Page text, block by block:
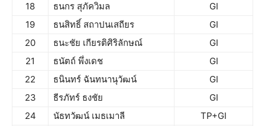
18
ธนกร สุภัควิมล
GI
19
ธนสิทธิ์ สถาปนเสถียร
GI
20
ธนะชัย เกียรติศิริลักษณ์
GI
21
ธนัตถ์ พึ่งเดช
GI
22
ธนินทร์ ฉันทนานุวัฒน์
GI
23
ธีรภัทร์ ธงชัย
GI
24
นัธทวัฒน์ เมธเมาลี
TP+GI